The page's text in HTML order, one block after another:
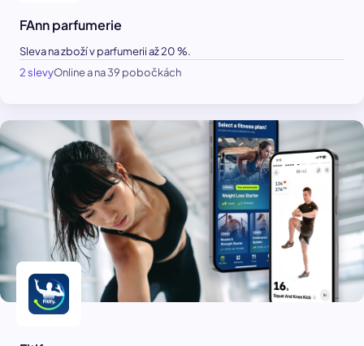
FAnn parfumerie
Sleva na zboží v parfumerii až 20 %.
2 slevyOnline a na 39 pobočkách